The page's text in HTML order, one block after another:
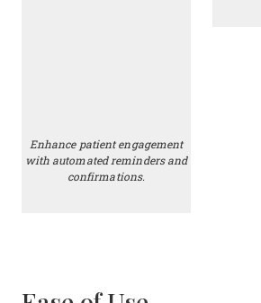
Enhance patient engagement
with automated reminders and
confirmations.